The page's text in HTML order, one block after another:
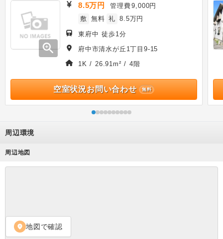
zoom_in
8.5万円 管理費9,000円
敷 無料 礼 8.5万円
東府中 徒歩1分
府中市清水が丘1丁目9-15
1K / 26.91m² / 4階
空室状況お問い合わせ 無料
周辺環境
周辺地図
location_on 地図で確認